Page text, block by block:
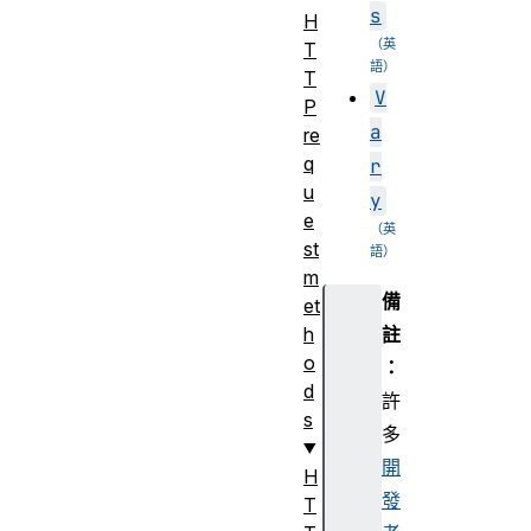
s
V
a
r
y
備
註
：
許
多
開
發
H
T
T
P
re
q
u
e
st
m
et
h
o
d
s
H
T